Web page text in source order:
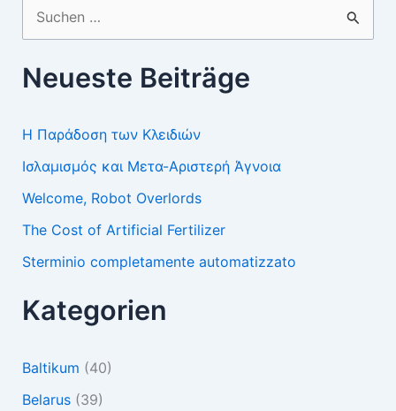
nach:
Neueste Beiträge
Η Παράδοση των Κλειδιών
Ισλαμισμός και Μετα-Αριστερή Άγνοια
Welcome, Robot Overlords
The Cost of Artificial Fertilizer
Sterminio completamente automatizzato
Kategorien
Baltikum (40)
Belarus(39)